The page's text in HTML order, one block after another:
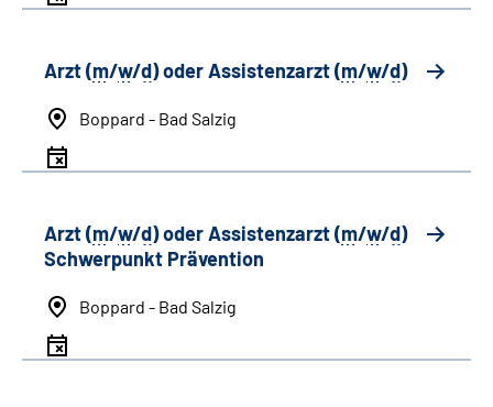
Arzt (m/w/d) oder Assistenzarzt (m/w/d)
Boppard - Bad Salzig
Arzt (m/w/d) oder Assistenzarzt (m/w/d)
Schwerpunkt Prävention
Boppard - Bad Salzig